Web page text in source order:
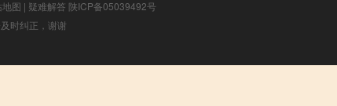
地图 | 疑难解答 陕ICP备05039492号
时纠正，谢谢